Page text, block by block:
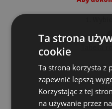
Tabela
2.
Ta strona
cookie
Ta strona korzysta z
zapewnić lepszą
Korzystając z tej
na używanie przez